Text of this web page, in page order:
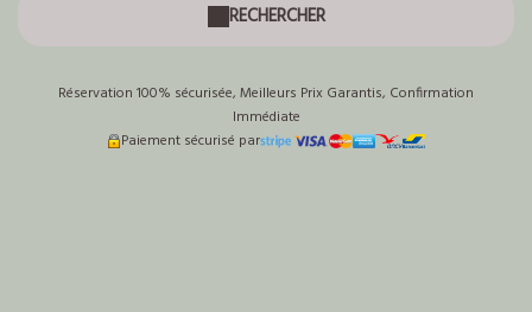
RECHERCHER
Réservation 100% sécurisée, Meilleurs Prix Garantis, Confirmation
Immédiate
Paiement sécurisé par